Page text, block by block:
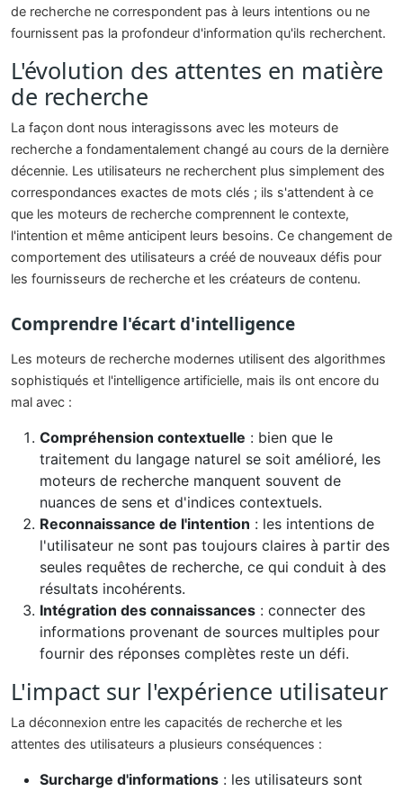
de recherche ne correspondent pas à leurs intentions ou ne
fournissent pas la profondeur d'information qu'ils recherchent.
L'évolution des attentes en matière
de recherche
La façon dont nous interagissons avec les moteurs de
recherche a fondamentalement changé au cours de la dernière
décennie. Les utilisateurs ne recherchent plus simplement des
correspondances exactes de mots clés ; ils s'attendent à ce
que les moteurs de recherche comprennent le contexte,
l'intention et même anticipent leurs besoins. Ce changement de
comportement des utilisateurs a créé de nouveaux défis pour
les fournisseurs de recherche et les créateurs de contenu.
Comprendre l'écart d'intelligence
Les moteurs de recherche modernes utilisent des algorithmes
sophistiqués et l'intelligence artificielle, mais ils ont encore du
mal avec :
Compréhension contextuelle : bien que le
traitement du langage naturel se soit amélioré, les
moteurs de recherche manquent souvent de
nuances de sens et d'indices contextuels.
Reconnaissance de l'intention : les intentions de
l'utilisateur ne sont pas toujours claires à partir des
seules requêtes de recherche, ce qui conduit à des
résultats incohérents.
Intégration des connaissances : connecter des
informations provenant de sources multiples pour
fournir des réponses complètes reste un défi.
L'impact sur l'expérience utilisateur
La déconnexion entre les capacités de recherche et les
attentes des utilisateurs a plusieurs conséquences :
Surcharge d'informations : les utilisateurs sont